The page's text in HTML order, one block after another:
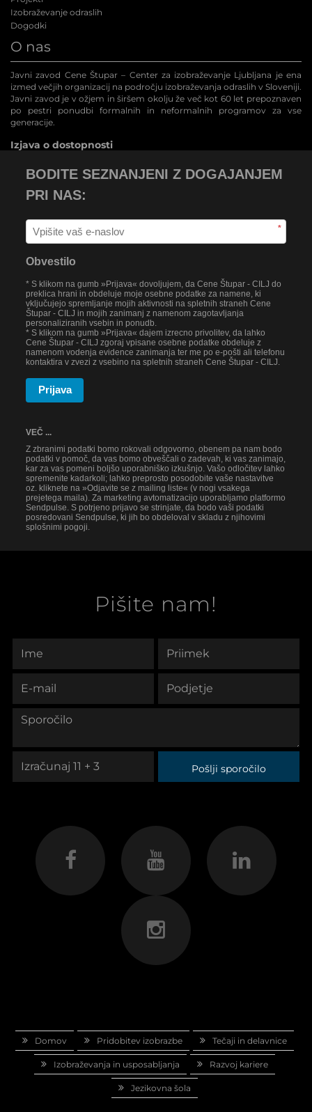
Izobraževanje odraslih
Dogodki
O nas
Javni zavod Cene Štupar – Center za izobraževanje Ljubljana je ena
izmed večjih organizacij na področju izobraževanja odraslih v Sloveniji.
Javni zavod je v ožjem in širšem okolju že več kot 60 let prepoznaven
po pestri ponudbi formalnih in neformalnih programov za vse
generacije.
Izjava o dostopnosti
BODITE SEZNANJENI Z DOGAJANJEM
PRI NAS:
*
Obvestilo
* S klikom na gumb »Prijava« dovoljujem, da Cene Štupar - CILJ do
preklica hrani in obdeluje moje osebne podatke za namene, ki
vključujejo spremljanje mojih aktivnosti na spletnih straneh Cene
Štupar - CILJ in mojih zanimanj z namenom zagotavljanja
personaliziranih vsebin in ponudb.
* S klikom na gumb »Prijava« dajem izrecno privolitev, da lahko
Cene Štupar - CILJ zgoraj vpisane osebne podatke obdeluje z
namenom vodenja evidence zanimanja ter me po e-pošti ali telefonu
kontaktira v zvezi z vsebino na spletnih straneh Cene Štupar - CILJ.
Prijava
VEČ ...
Z zbranimi podatki bomo rokovali odgovorno, obenem pa nam bodo
podatki v pomoč, da vas bomo obveščali o zadevah, ki vas zanimajo,
kar za vas pomeni boljšo uporabniško izkušnjo. Vašo odločitev lahko
spremenite kadarkoli; lahko preprosto posodobite vaše nastavitve
oz. kliknete na »Odjavite se z mailing liste« (v nogi vsakega
prejetega maila). Za marketing avtomatizacijo uporabljamo platformo
Sendpulse. S potrjeno prijavo se strinjate, da bodo vaši podatki
posredovani Sendpulse, ki jih bo obdeloval v skladu z njihovimi
splošnimi pogoji.
Pišite nam!
Pošlji sporočilo
Domov Pridobitev izobrazbe Tečaji in delavnice
Izobraževanja in usposabljanja Razvoj kariere
Jezikovna šola